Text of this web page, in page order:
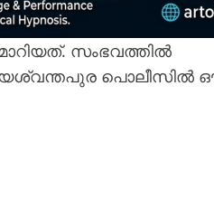
സംഭവത്തിൽ
യശ്വന്തപുര പൊലീസിൽ